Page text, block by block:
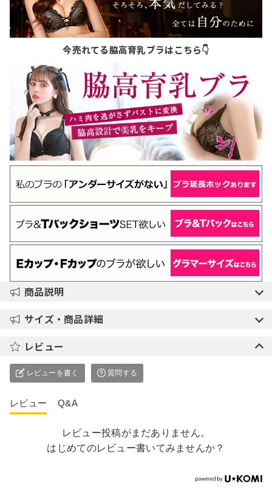
今売れてる脇高育乳ブラはこちら👇
商品説明
サイズ・商品詳細
レビュー
レビューを書く 質問する
レビュー Q&A
レビュー投稿がまだありません。
はじめてのレビュー書いてみませんか？